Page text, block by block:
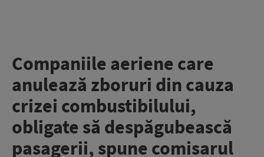
Companiile aeriene care
anulează zboruri din cauza
crizei combustibilului,
obligate să despăgubească
pasagerii, spune comisarul